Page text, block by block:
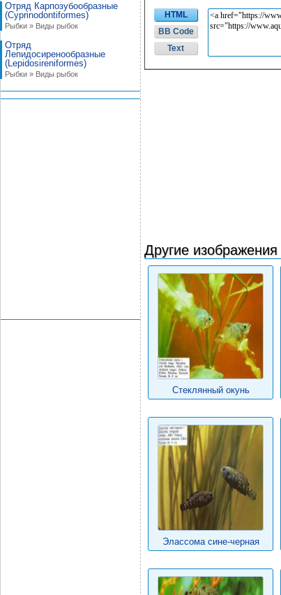
Отряд Карпозубообразные
(Cyprinodontiformes)
Рыбки » Виды рыбок
Отряд
Лепидосиренообразные
(Lepidosireniformes)
Рыбки » Виды рыбок
HTML
BB Code
Text
Другие изображения
Стеклянный окунь
Элассома сине-черная